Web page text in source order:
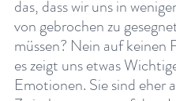
das, dass wir uns in
von gebrochen zu
müssen? Nein auf keinen
es zeigt uns etwas
Emotionen. Sie sind eher